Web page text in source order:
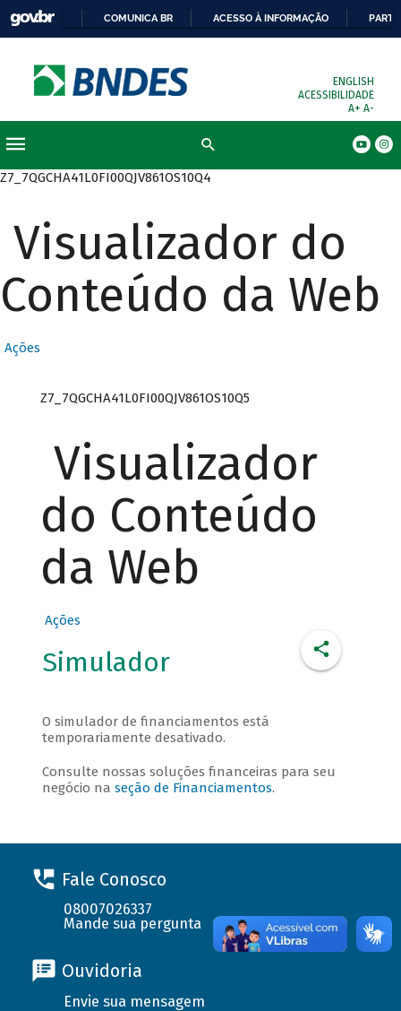
COMUNICA BR ACESSO À INFORMAÇÃO
ENGLISH
ACESSIBILIDADE
A+ A-
Z7_7QGCHA41L0FI00QJV861OS10Q4
Visualizador do
Conteúdo da Web
Ações
Z7_7QGCHA41L0FI00QJV861OS10Q5
Visualizador
do Conteúdo
da Web
Ações
Simulador
O simulador de financiamentos está
temporariamente desativado.
Consulte nossas soluções financeiras para seu
negócio na seção de Financiamentos.
Fale Conosco
08007026337
Mande sua pergunta
Ouvidoria
Envie sua mensagem